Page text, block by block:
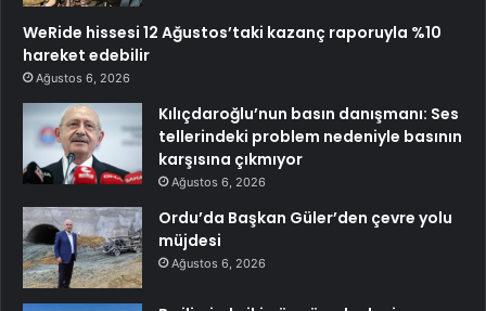
WeRide hissesi 12 Ağustos’taki kazanç raporuyla %10
hareket edebilir
Ağustos 6, 2026
Kılıçdaroğlu’nun basın danışmanı: Ses
tellerindeki problem nedeniyle basının
karşısına çıkmıyor
Ağustos 6, 2026
Ordu’da Başkan Güler’den çevre yolu
müjdesi
Ağustos 6, 2026